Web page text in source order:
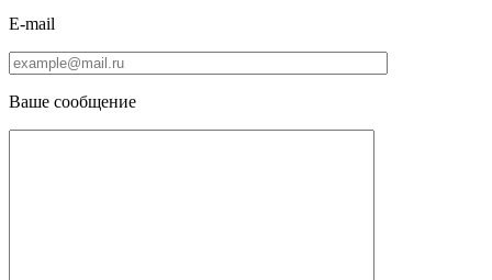
E-mail
Ваше сообщение